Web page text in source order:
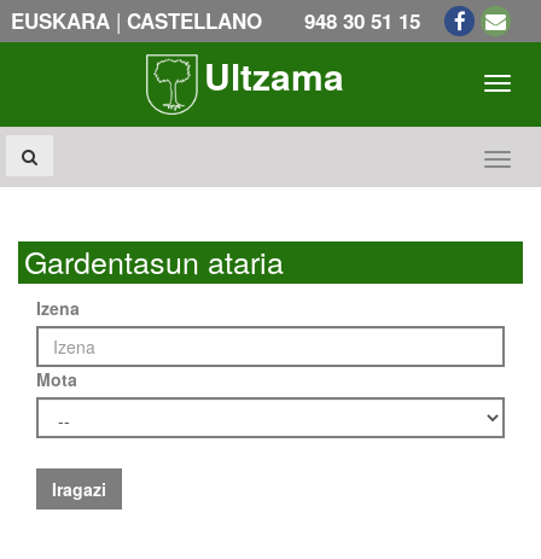
EUSKARA | CASTELLANO 948 30 51 15
Ultzama
Gardentasun ataria
Izena
Mota
Iragazi